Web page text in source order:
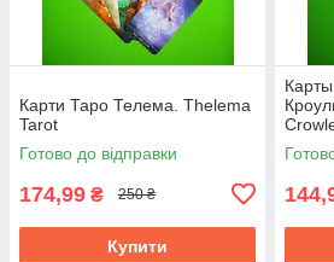
Карти Таро Телема. Thelema
Tarot
Готово до відправки
174,99 ₴ 250 ₴
Купити